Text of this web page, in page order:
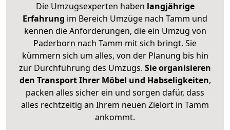
Die Umzugsexperten haben langjährige
Erfahrung im Bereich Umzüge nach Tamm und
kennen die Anforderungen, die ein Umzug von
Paderborn nach Tamm mit sich bringt. Sie
kümmern sich um alles, von der Planung bis hin
zur Durchführung des Umzugs. Sie organisieren
den Transport Ihrer Möbel und Habseligkeiten,
packen alles sicher ein und sorgen dafür, dass
alles rechtzeitig an Ihrem neuen Zielort in Tamm
ankommt.